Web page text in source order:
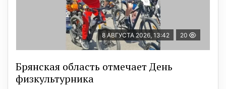
8 АВГУСТА 2026, 13:42 20
Брянская область отмечает День
физкультурника